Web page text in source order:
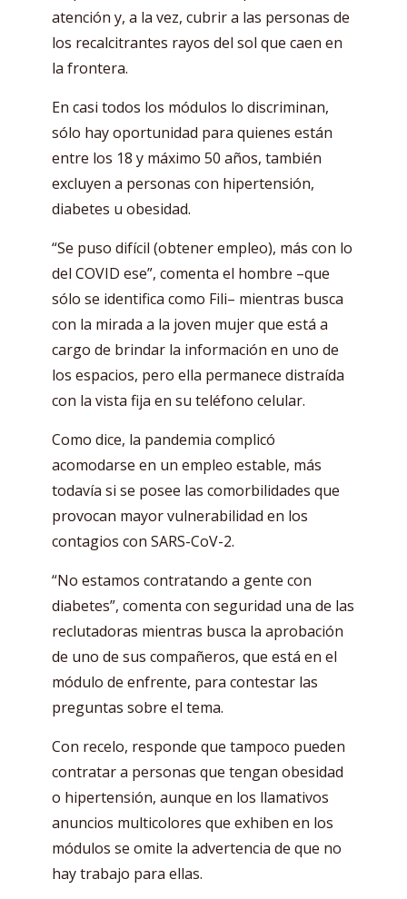
atención y, a la vez, cubrir a las personas de
los recalcitrantes rayos del sol que caen en
la frontera.
En casi todos los módulos lo discriminan,
sólo hay oportunidad para quienes están
entre los 18 y máximo 50 años, también
excluyen a personas con hipertensión,
diabetes u obesidad.
“Se puso difícil (obtener empleo), más con lo
del COVID ese”, comenta el hombre –que
sólo se identifica como Fili– mientras busca
con la mirada a la joven mujer que está a
cargo de brindar la información en uno de
los espacios, pero ella permanece distraída
con la vista fija en su teléfono celular.
Como dice, la pandemia complicó
acomodarse en un empleo estable, más
todavía si se posee las comorbilidades que
provocan mayor vulnerabilidad en los
contagios con SARS-CoV-2.
“No estamos contratando a gente con
diabetes”, comenta con seguridad una de las
reclutadoras mientras busca la aprobación
de uno de sus compañeros, que está en el
módulo de enfrente, para contestar las
preguntas sobre el tema.
Con recelo, responde que tampoco pueden
contratar a personas que tengan obesidad
o hipertensión, aunque en los llamativos
anuncios multicolores que exhiben en los
módulos se omite la advertencia de que no
hay trabajo para ellas.